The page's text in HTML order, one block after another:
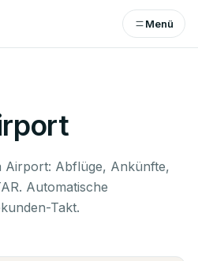
Menü
Airport: Abflüge, Ankünfte,
Automatische
Takt.